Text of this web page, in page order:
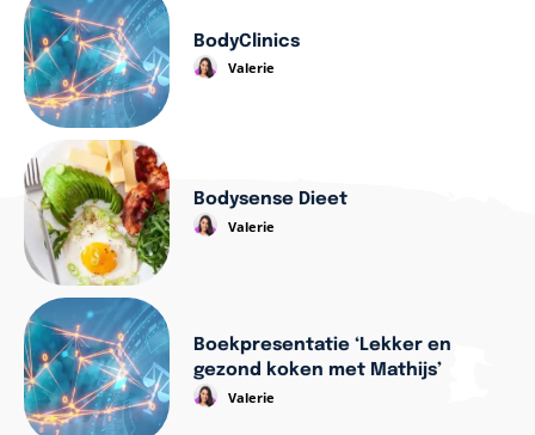
BodyClinics
Valerie
Bodysense Dieet
Valerie
Boekpresentatie ‘Lekker en
gezond koken met Mathijs’
Valerie